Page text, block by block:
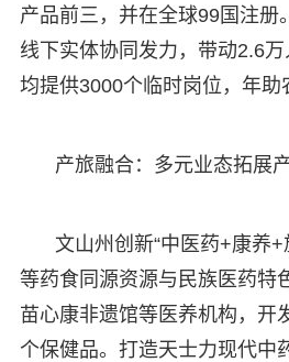
产品前三，并在全球99国注册
线下实体协同发力，带动2.6
均提供3000个临时岗位，年助
产旅融合：多元业态拓展
文山州创新“中医药+康养
等药食同源资源与民族医药特
苗心康非遗馆等医养机构，开
个保健品。打造天士力现代中